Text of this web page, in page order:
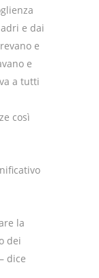
e dai
e
e
a tutti
così
la
dei
dice